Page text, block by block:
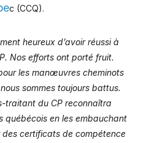
c (CCQ).
heureux d’avoir réussi à
Nos efforts ont porté fruit.
les manœuvres cheminots
sommes toujours battus.
traitant du CP reconnaîtra
québécois en les embauchant
des certificats de compétence